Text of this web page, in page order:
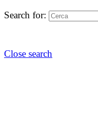
Search for:
Close search